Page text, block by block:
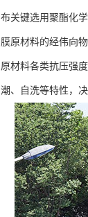
布关键选用聚酯化
膜原材料的经伟向
原材料各类抗压强
潮、自洗等特性，